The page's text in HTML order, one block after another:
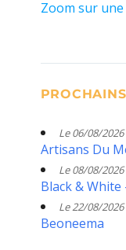
Zoom sur
Le 06/08/2026
Artisans Du
Le 08/08/2026
Black & White
Le 22/08/2026
Beoneema